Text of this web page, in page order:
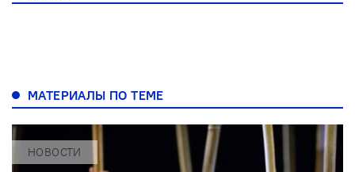
МАТЕРИАЛЫ ПО ТЕМЕ
НОВОСТИ